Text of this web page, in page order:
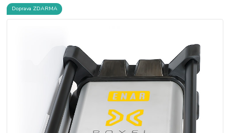
Doprava ZDARMA